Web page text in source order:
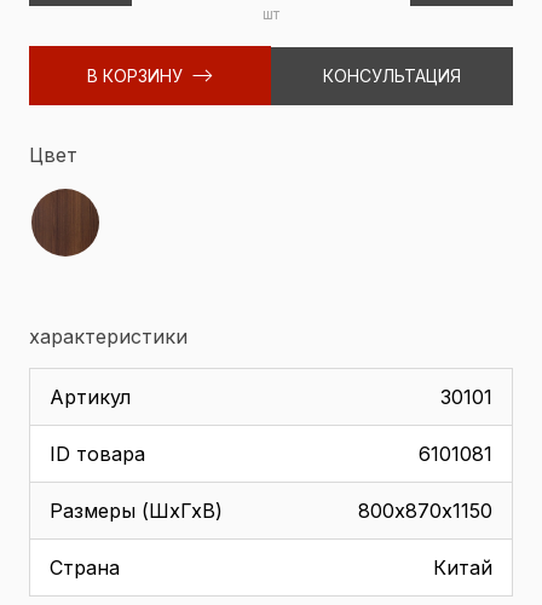
шт
В КОРЗИНУ КОНСУЛЬТАЦИЯ
Цвет
характеристики
Артикул 30101
ID товара 6101081
Размеры (ШхГхВ) 800х870х1150
Страна Китай